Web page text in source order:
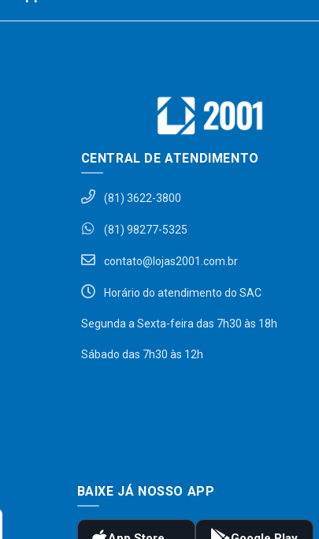
CENTRAL DE ATENDIMENTO
(81) 3622-3800
(81) 98277-5325
contato@lojas2001.com.br
Horário do atendimento do SAC
Segunda a Sexta-feira das 7h30 às 18h
Sábado das 7h30 às 12h
BAIXE JÁ NOSSO APP